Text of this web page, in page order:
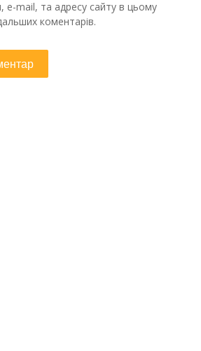
e-mail, та адресу сайту в цьому
коментарів.